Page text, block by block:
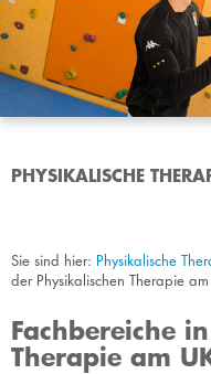
PHYSIKALISCHE
Sie sind hier: Physikalische
der Physikalischen Therapie am
Fachbereiche
Therapie am